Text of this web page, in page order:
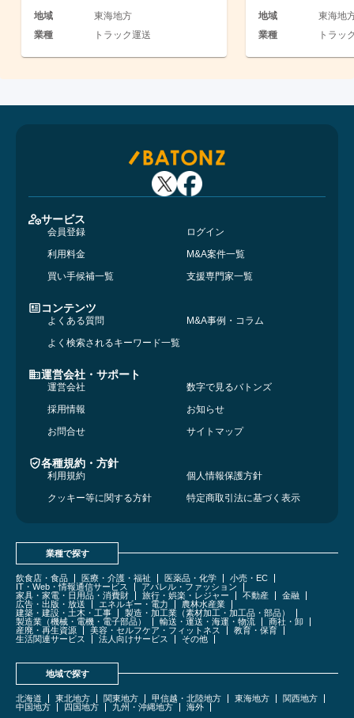
地域
東海地方
業種
トラック運送
地域
東海地
業種
トラッ
サービス
会員登録
ログイン
利用料金
M&A案件一覧
買い手候補一覧
支援専門家一覧
コンテンツ
よくある質問
M&A事例・コラム
よく検索されるキーワード一覧
運営会社・サポート
運営会社
数字で見るバトンズ
採用情報
お知らせ
お問合せ
サイトマップ
各種規約・方針
利用規約
個人情報保護方針
クッキー等に関する方針
特定商取引法に基づく表示
業種で探す
飲食店・食品 医療・介護・福祉 医薬品・化学
小売・EC
IT・Web・情報通信サービス
アパレル・ファッション
家具・家電・日用品・消費財
旅行・娯楽・レジャー 不動産
金融
広告・出版・放送
エネルギー・電力
農林水産業
建築・建設・土木・工事
製造・加工業（素材加工・加工品・部品）
製造業（機械・電機・電子部品）
輸送・運送・海運・物流
商社・卸
産廃・再生資源
美容・セルフケア・フィットネス
教育・保育
生活関連サービス
法人向けサービス その他
地域で探す
北海道 東北地方 関東地方 甲信越・北陸地方 東海地方
関西地方
中国地方
四国地方 九州・沖縄地方 海外